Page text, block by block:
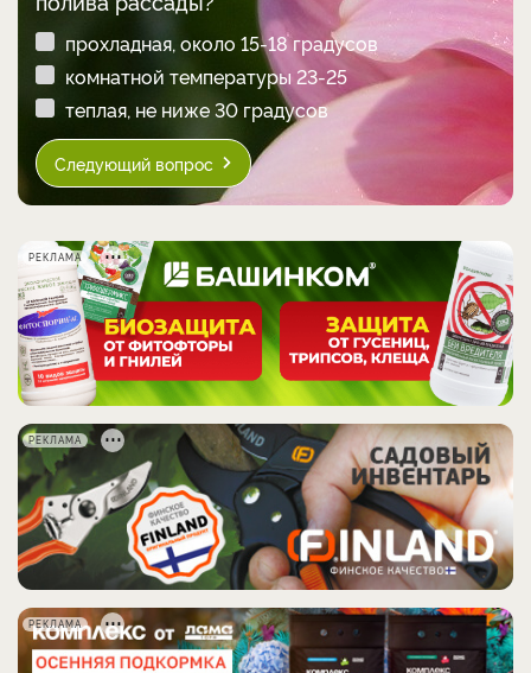
прохладная, около 15-18 градусов
комнатной температуры 23-25
теплая, не ниже 30 градусов
Следующий вопрос
РЕКЛАМА
РЕКЛАМА
РЕКЛАМА